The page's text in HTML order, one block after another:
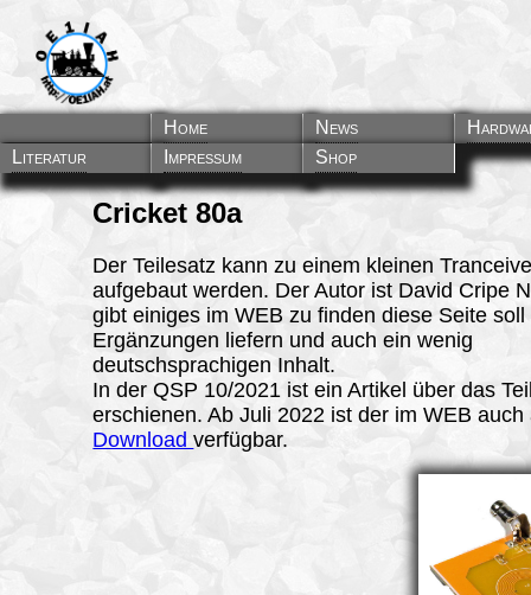
Home News
Literatur
Impressum Shop
Cricket 80a
Der Teilesatz kann zu einem kleinen
aufgebaut werden. Der Autor ist David Cripe
gibt einiges im WEB zu finden diese Seite
Ergänzungen liefern und auch ein wenig
deutschsprachigen Inhalt.
In der QSP 10/2021 ist ein Artikel über das
erschienen. Ab Juli 2022 ist der im WEB auch
Downloadverfügbar.